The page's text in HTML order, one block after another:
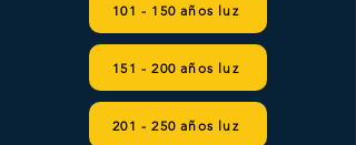
101 - 150 años luz
151 - 200 años luz
201 - 250 años luz